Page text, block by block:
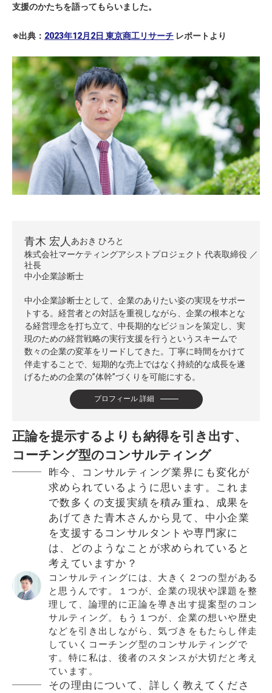
支援のかたちを語ってもらいました。
※出典： 2023年12月2日 東京商工リサーチ レポートより
青木 宏人 あおき ひろと
株式会社マーケティングアシストプロジェクト 代表取締役
社長
中小企業診断士
中小企業診断士として、企業のありたい姿の実現をサポー
トする。経営者との対話を重視しながら、企業の根本とな
る経営理念を打ち立て、中長期的なビジョンを策定し、実
現のための経営戦略の実行支援を行うというスキームで
数々の企業の変革をリードしてきた。丁寧に時間をかけて
伴走することで、短期的な売上ではなく持続的な成長を遂
げるための企業の”体幹”づくりを可能にする。
プロフィール 詳細
正論を提示するよりも納得を引き出す、
コーチング型のコンサルティング
昨今、コンサルティング業界にも変化が
求められているように思います。これま
で数多くの支援実績を積み重ね、成果を
あげてきた青木さんから見て、中小企業
を支援するコンサルタントや専門家に
は、どのようなことが求められていると
考えていますか？
コンサルティングには、大きく２つの型がある
と思うんです。１つが、企業の現状や課題を整
理して、論理的に正論を導き出す提案型のコン
サルティング。もう１つが、企業の想いや歴史
などを引き出しながら、気づきをもたらし伴走
していくコーチング型のコンサルティングで
す。特に私は、後者のスタンスが大切だと考え
ています。
その理由について、詳しく教えてくださ